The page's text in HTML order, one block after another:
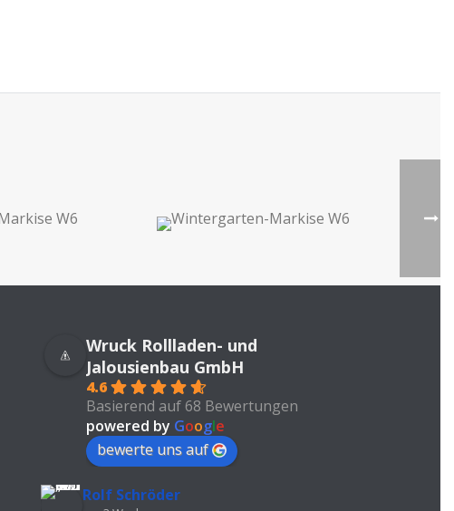
Wruck Rollladen- und
Jalousienbau GmbH
4.6
Basierend auf 68 Bewertungen
powered by Google
bewerte uns auf
Rolf Schröder